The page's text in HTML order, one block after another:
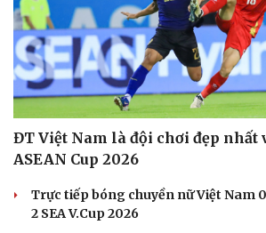
ĐT Việt Nam là đội chơi đẹp nhất
ASEAN Cup 2026
Trực tiếp bóng chuyền nữ Việt Nam
2 SEA V.Cup 2026